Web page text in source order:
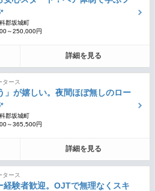
郡坂城町
～250,000円
詳細を見る
タース
」が嬉しい。夜間ほぼ無しのロー
郡坂城町
～365,500円
詳細を見る
タース
経験者歓迎。OJTで無理なくスキ